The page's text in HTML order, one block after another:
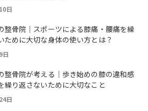
日
整骨院｜スポーツによる膝痛・腰痛を繰
ために大切な身体の使い方とは？
日
整骨院が考える｜歩き始めの膝の違和感
繰り返さないために大切なこと
日